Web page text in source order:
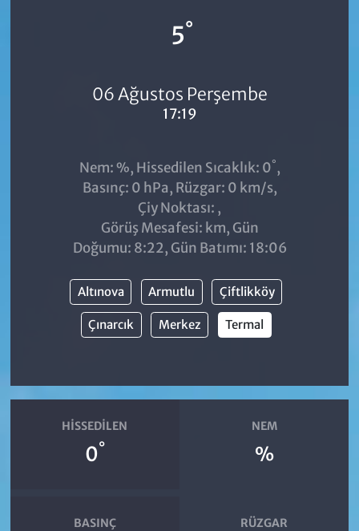
5°
06 Ağustos Perşembe
17:19
Nem: %, Hissedilen Sıcaklık: 0°,
Basınç: 0 hPa, Rüzgar: 0 km/s,
Çiy Noktası: ,
Görüş Mesafesi: km, Gün
Doğumu: 8:22, Gün Batımı: 18:06
Altınova Armutlu Çiftlikköy
Çınarcık Merkez Termal
HISSEDILEN
0°
NEM
%
BASINÇ RÜZGAR